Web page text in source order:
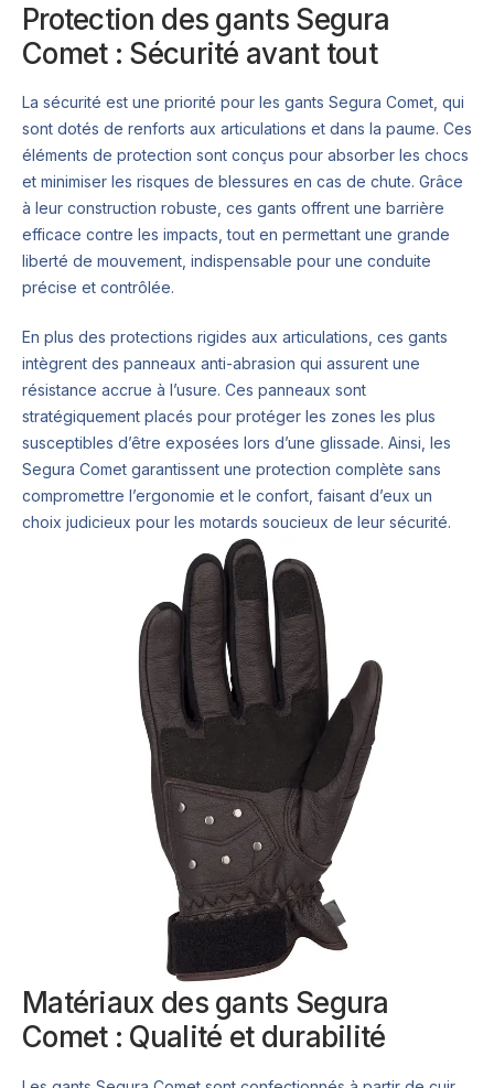
Protection des gants Segura
Comet : Sécurité avant tout
La sécurité est une priorité pour les gants Segura Comet, qui
sont dotés de renforts aux articulations et dans la paume. Ces
éléments de protection sont conçus pour absorber les chocs
et minimiser les risques de blessures en cas de chute. Grâce
à leur construction robuste, ces gants offrent une barrière
efficace contre les impacts, tout en permettant une grande
liberté de mouvement, indispensable pour une conduite
précise et contrôlée.
En plus des protections rigides aux articulations, ces gants
intègrent des panneaux anti-abrasion qui assurent une
résistance accrue à l’usure. Ces panneaux sont
stratégiquement placés pour protéger les zones les plus
susceptibles d’être exposées lors d’une glissade. Ainsi, les
Segura Comet garantissent une protection complète sans
compromettre l’ergonomie et le confort, faisant d’eux un
choix judicieux pour les motards soucieux de leur sécurité.
Matériaux des gants Segura
Comet : Qualité et durabilité